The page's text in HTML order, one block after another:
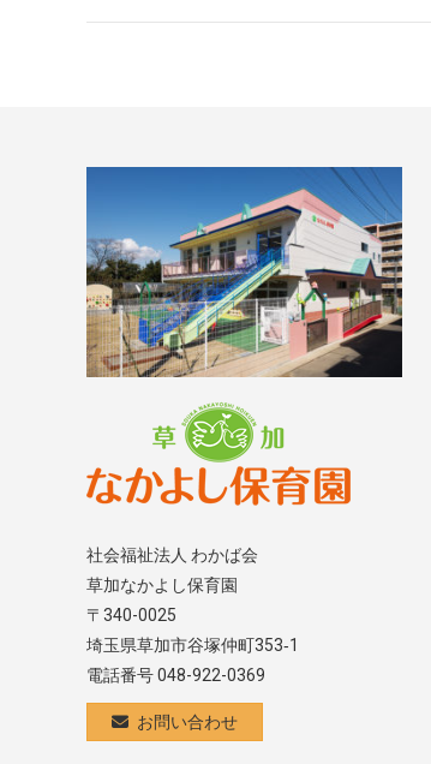
社会福祉法人 わかば会
草加なかよし保育園
〒340-0025
埼玉県草加市谷塚仲町353‐1
電話番号 048-922-0369
お問い合わせ